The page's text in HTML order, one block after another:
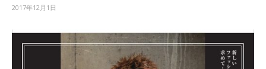
2017年12月1日